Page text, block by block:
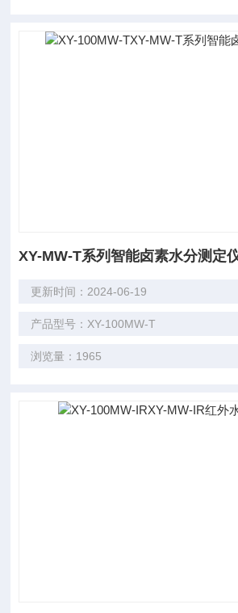
XY-MW-T系列智能卤素水分测定
更新时间：2024-06-19
产品型号：XY-100MW-T
浏览量：1965